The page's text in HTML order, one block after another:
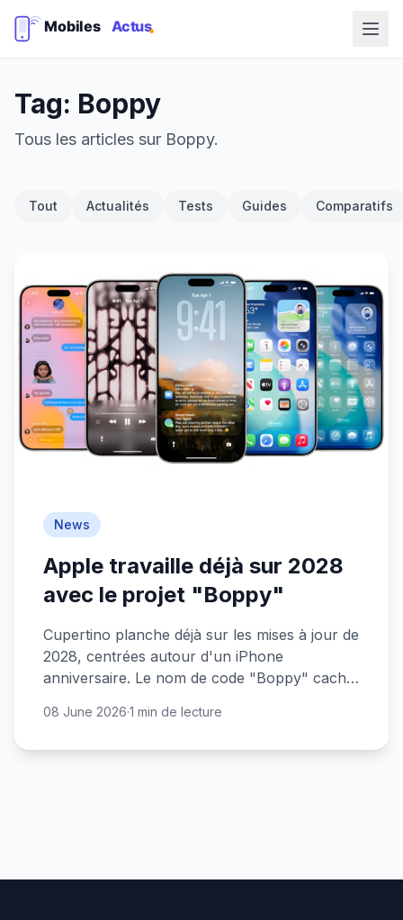
Tag: Boppy
Tous les articles sur Boppy.
Tout Actualités Tests Guides Comparatifs
News
Apple travaille déjà sur 2028
avec le projet "Boppy"
Cupertino planche déjà sur les mises à jour de
2028, centrées autour d'un iPhone
anniversaire. Le nom de code "Boppy" cache
08 June 2026·1 min de lecture